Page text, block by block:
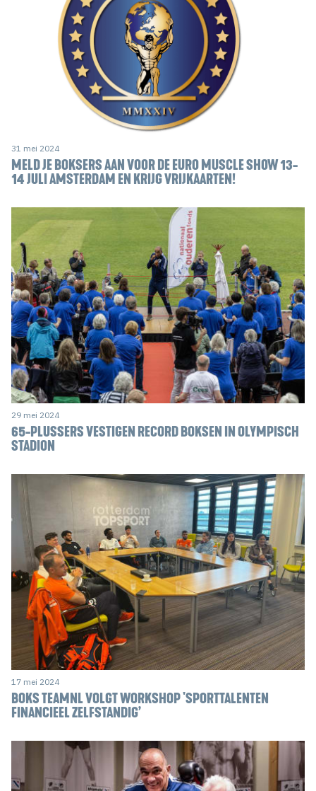
31 mei 2024
MELD JE BOKSERS AAN VOOR DE EURO MUSCLE SHOW 13-
14 JULI AMSTERDAM EN KRIJG VRIJKAARTEN!
29 mei 2024
65-PLUSSERS VESTIGEN RECORD BOKSEN IN OLYMPISCH
STADION
17 mei 2024
BOKS TEAMNL VOLGT WORKSHOP 'SPORTTALENTEN
FINANCIEEL ZELFSTANDIG’